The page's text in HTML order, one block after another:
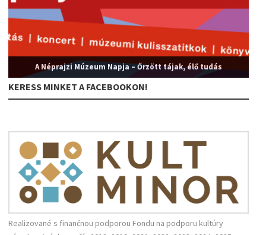
A Néprajzi Múzeum Napja – Őrzött tájak, élő tudás
KERESS MINKET A FACEBOOKON!
Realizované s finančnou podporou Fondu na podporu kultúry